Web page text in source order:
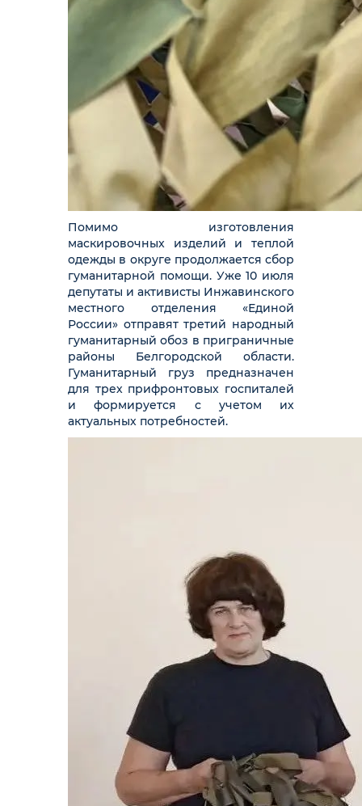
Помимо изготовления
маскировочных изделий и теплой
одежды в округе продолжается сбор
гуманитарной помощи. Уже 10 июля
депутаты и активисты Инжавинского
местного отделения «Единой
России» отправят третий народный
гуманитарный обоз в приграничные
районы Белгородской области.
Гуманитарный груз предназначен
для трех прифронтовых госпиталей
и формируется с учетом их
актуальных потребностей.